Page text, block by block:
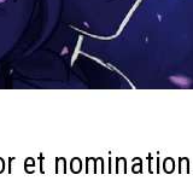
et nomination